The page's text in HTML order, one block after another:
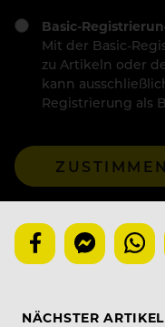
Basic-
Mit der Basic-
zu Artikeln oder
kann
Registrierung als
NÄCHSTER ARTIKEL